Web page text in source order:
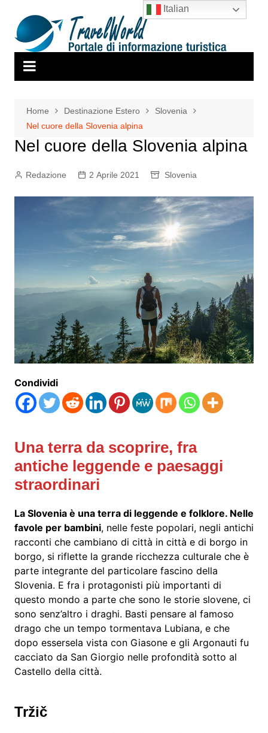
contenuto
Home Destinazione Estero
Slovenia
Nel cuore della Slovenia alpina
Nel cuore della Slovenia alpina
Redazione 2 Aprile 2021 Slovenia
Condividi
Una terra da scoprire, fra
antiche leggende e paesaggi
straordinari
La Slovenia è una terra di leggende e folklore. Nelle
favole per bambini, nelle feste popolari, negli antichi
racconti che cambiano di città in città e di borgo in
borgo, si riflette la grande ricchezza culturale che è
parte integrante del particolare fascino della
Slovenia. E fra i protagonisti più importanti di
questo mondo a parte che sono le storie slovene, ci
sono senz’altro i draghi. Basti pensare al famoso
drago che un tempo tormentava Lubiana, e che
dopo essersela vista con Giasone e gli Argonauti fu
cacciato da San Giorgio nelle profondità sotto al
Castello della città.
Tržič
Italian